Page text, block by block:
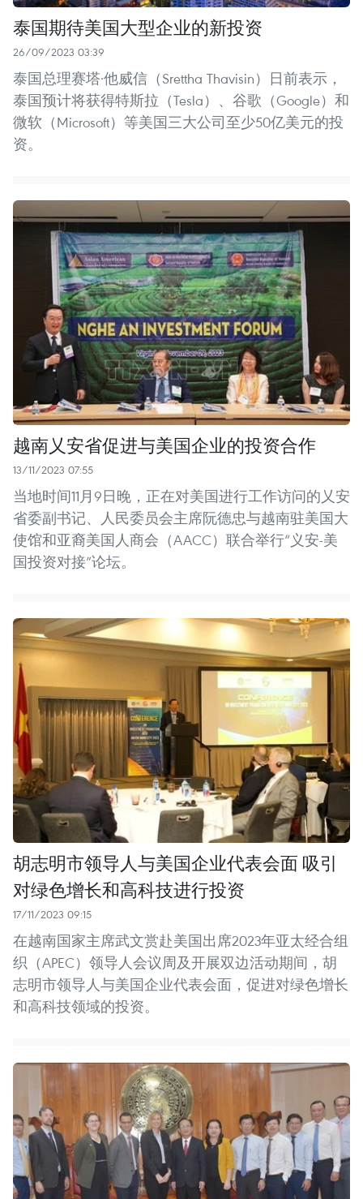
泰国期待美国大型企业的新投资
26/09/2023 03:39
泰国总理赛塔·他威信（Srettha Thavisin）日前表示，
泰国预计将获得特斯拉（Tesla）、谷歌（Google）和
微软（Microsoft）等美国三大公司至少50亿美元的投
资。
越南乂安省促进与美国企业的投资合作
13/11/2023 07:55
当地时间11月9日晚，正在对美国进行工作访问的乂安
省委副书记、人民委员会主席阮德忠与越南驻美国大
使馆和亚裔美国人商会（AACC）联合举行“义安-美
国投资对接”论坛。
胡志明市领导人与美国企业代表会面 吸引
对绿色增长和高科技进行投资
17/11/2023 09:15
在越南国家主席武文赏赴美国出席2023年亚太经合组
织（APEC）领导人会议周及开展双边活动期间，胡
志明市领导人与美国企业代表会面，促进对绿色增长
和高科技领域的投资。